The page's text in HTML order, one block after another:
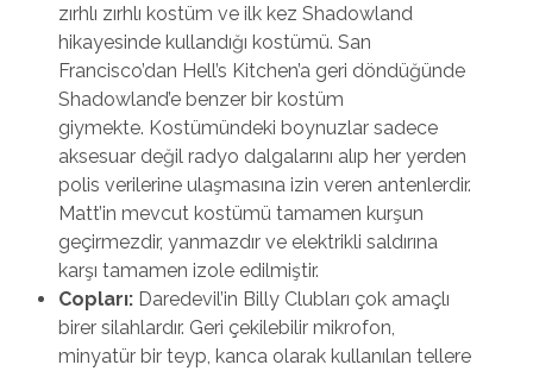
zırhlı zırhlı kostüm ve ilk kez Shadowland
hikayesinde kullandığı kostümü. San
Francisco’dan Hell’s Kitchen’a geri döndüğünde
Shadowland’e benzer bir kostüm
giymekte. Kostümündeki boynuzlar sadece
aksesuar değil radyo dalgalarını alıp her yerden
polis verilerine ulaşmasına izin veren antenlerdir.
Matt’in mevcut kostümü tamamen kurşun
geçirmezdir, yanmazdır ve elektrikli saldırına
karşı tamamen izole edilmiştir.
Copları: Daredevil’in Billy Clubları çok amaçlı
birer silahlardır. Geri çekilebilir mikrofon,
minyatür bir teyp, kanca olarak kullanılan tellere